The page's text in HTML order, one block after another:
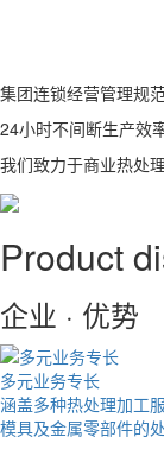
集团连锁经营管理规
24小时不间断生产效
我们致力于商业热处
Product
企业 · 优势
多元业务专长
涵盖多种热处理加工
模具及金属零部件的